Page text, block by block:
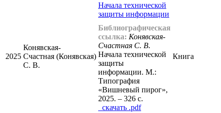
2025
Конявская-
Счастная (Конявская)
С. В.
Начала технической
защиты информации
Библиографическая
ссылка: Конявская-
Счастная С. В.
Начала технической
защиты
информации. М.:
Типография
«Вишневый пирог»,
2025. – 326 с.
cкачать .pdf
Книга